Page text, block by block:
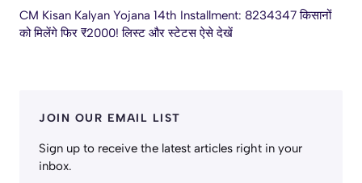
CM Kisan Kalyan Yojana 14th Installment: 8234347 किसानों
को मिलेंगे फिर ₹2000! लिस्ट और स्टेटस ऐसे देखें
JOIN OUR EMAIL LIST
Sign up to receive the latest articles right in your
inbox.